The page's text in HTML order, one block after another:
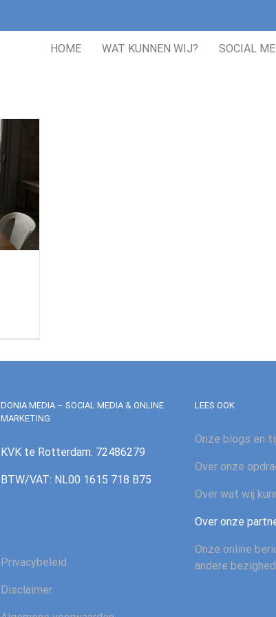
HOME WAT KUNNEN WIJ? SOCIAL
DONIA MEDIA – SOCIAL MEDIA & ONLINE
MARKETING
KVK te Rotterdam: 72486279
BTW/VAT: NL00 1615 718 B75
Privacybeleid
Disclaimer
LEES OOK
Onze blogs en
Over onze
Over wat wij
Over onze
Onze online
andere